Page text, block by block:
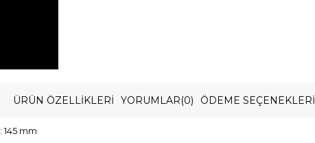
ÜRÜN ÖZELLIKLERI YORUMLAR(0) ÖDEME SEÇENEKLERI
: 145 mm